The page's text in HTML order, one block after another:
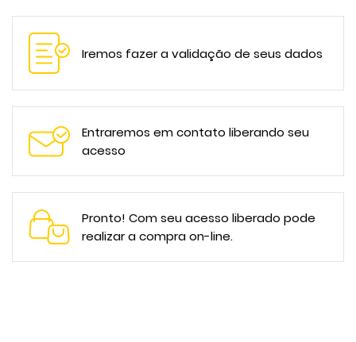
Iremos fazer a validação de seus dados
Entraremos em contato liberando seu
acesso
Pronto! Com seu acesso liberado pode
realizar a compra on-line.